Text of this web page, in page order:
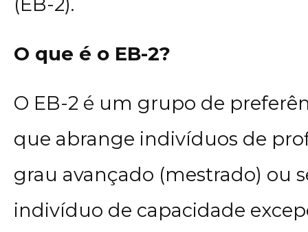
O que é o EB-2?
O EB-2 é um grupo de
que abrange indivíduos de
grau avançado (mestrado) ou
indivíduo de capacidade